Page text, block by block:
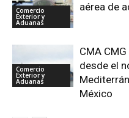
Comercio
Exterior y
Aduanas
aérea de
Comercio
Exterior y
Aduanas
CMA
desde el
México